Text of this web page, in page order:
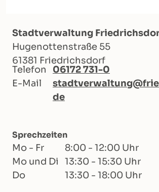
Stadtverwaltung
Hugenottenstraße 55
61381 Friedrichsdorf
Telefon
06172 731-0
E-Mail
de
Sprechzeiten
Mo - Fr
8:00 - 12:00 Uhr
Mo und Di
13:30 - 15:30 Uhr
Do
13:30 - 18:00 Uhr